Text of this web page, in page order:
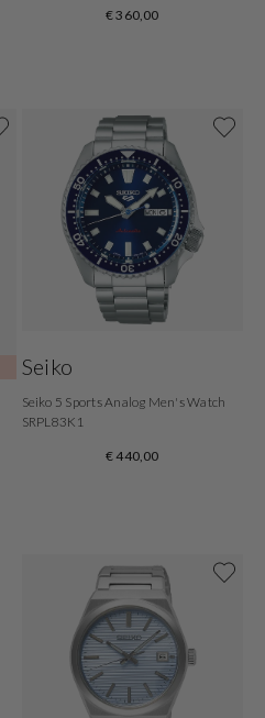
€ 360,00
Seiko
Seiko 5 Sports Analog Men's Watch
SRPL83K1
€ 440,00